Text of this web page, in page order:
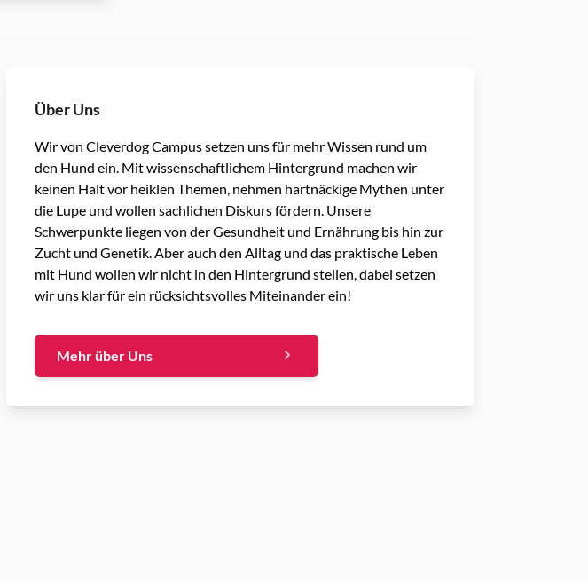
Über Uns
Wir von Cleverdog Campus setzen uns für mehr Wissen rund um
den Hund ein. Mit wissenschaftlichem Hintergrund machen wir
keinen Halt vor heiklen Themen, nehmen hartnäckige Mythen unter
die Lupe und wollen sachlichen Diskurs fördern. Unsere
Schwerpunkte liegen von der Gesundheit und Ernährung bis hin zur
Zucht und Genetik. Aber auch den Alltag und das praktische Leben
mit Hund wollen wir nicht in den Hintergrund stellen, dabei setzen
wir uns klar für ein rücksichtsvolles Miteinander ein!
Mehr über Uns